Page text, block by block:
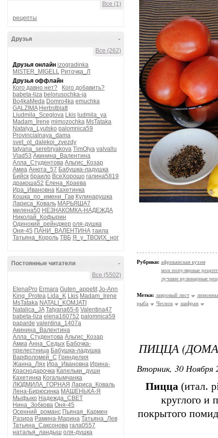
Все (1)
рецепты
-
Друзья
Все (262)
Друзья онлайн izogradinka
MISTER_MIGELL Риточка_Л
Друзья оффлайн
Кого давно нет?
Кого добавить?
babeta-liza belorusochka-ja
Bo4kaMeda Domro4ka emuchka
GALZIMA Herbstblatt
Liudmila_Sceglova Lkis ludmila_ya
Madam_Irene mimozochka MsTataka
Natalya_Lyutsko palomnica59
Provincialnaya_dama
svet_ot_dalekoi_zvezdy
tatyana_serebryakova TimOlya valvallu
Vlad53 Акинина_Валентина
Алла_Студентова Альгис_Козар
Амиа Анюта_57 Бабушка-ладушка
Бийск браило ВсеХорошо галина5819
дракоша52 Елена_Краева
Ира_Ивановна Кахетинка
Кошка_по_имени_Гав Кулинарушка
Лариса_Коваль МАРЬЯША7
милена50 НЕЗНАКОМКА-НАДЕЖДА
Николай_Кофырин
Одинокий_рейнджер оля-душка
Оня-45 ПАНИ_ВАЛЕНТИНА таила
Татьяна_Король ТВБ Я_у_ТВОИХ_ног
-
Постоянные читатели
Все (5502)
ElenaPro Ermara Guten_appetit Jo-Ann
King_Protea Lida_K Lkis Madam_Irene
MsTataka NATALI_KOMJATI
Natalica_JA Tatyana65-6 Valentina47
babeta-liza elena160752 palomnica59
paparde valentina_1407a
Акинина_Валентина
Алла_Студентова Альгис_Козар
Амиа Анна_Седых Бабочка-
прелестница Бабушка-ладушка
Варфоломей_С Гринделия
Жанна_Лях Ира_Ивановна Ирина-
Краснодарочка Капельки_души
Кахетинка Когалымчанка
ЛЮДМИЛА_ГОРНАЯ Лариса_Коваль
Лена-Бирюсинка МАШЕНЬКА-Я
Мыфыко Надежда_СВЕТ
Нина_Зобкова Оня-45
Осенний_романс Пьяная_Кармен
Разира Рамина-Марина Татьяна_Лев
Татьяна_Саксонова гала0557
наталья_ландыш оля-душка
Рубрики: африканская кухня
мои популярные
лучшие кулинарные
Метки: лавровый лист
рыба
Чеснок шафран
ПИЦЦА
Вторник, 30 Ноября
Пицца (итал.
круглого и
покрытого